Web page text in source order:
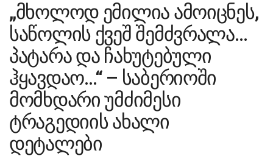
„მხოლოდ ემილია ამოიცნეს,
საწოლის ქვეშ შემძვრალა…
პატარა და ჩახუტებული
ჰყავდაო…“ – საბერიოში
მომხდარი უმძიმესი
ტრაგედიის ახალი
დეტალები